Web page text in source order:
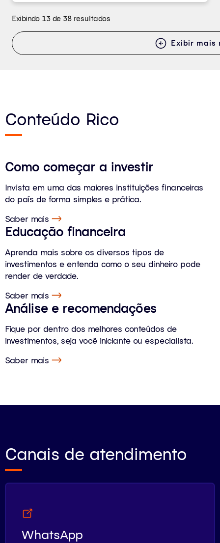
Exibindo 13 de 38 resultados
Exibir mais
Conteúdo Rico
Como começar a investir
Invista em uma das maiores instituições financeiras
do país de forma simples e prática.
Saber mais
Educação financeira
Aprenda mais sobre os diversos tipos de
investimentos e entenda como o seu dinheiro pode
render de verdade.
Saber mais
Análise e recomendações
Fique por dentro dos melhores conteúdos de
investimentos, seja você iniciante ou especialista.
Saber mais
Canais de atendimento
WhatsApp